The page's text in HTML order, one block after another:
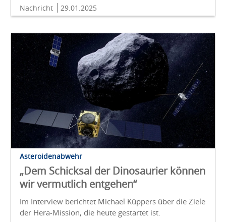
Nachricht 29.01.2025
Asteroidenabwehr
„Dem Schicksal der Dinosaurier können
wir vermutlich entgehen“
Im Interview berichtet Michael Küppers über die Ziele
der Hera-Mission, die heute gestartet ist.